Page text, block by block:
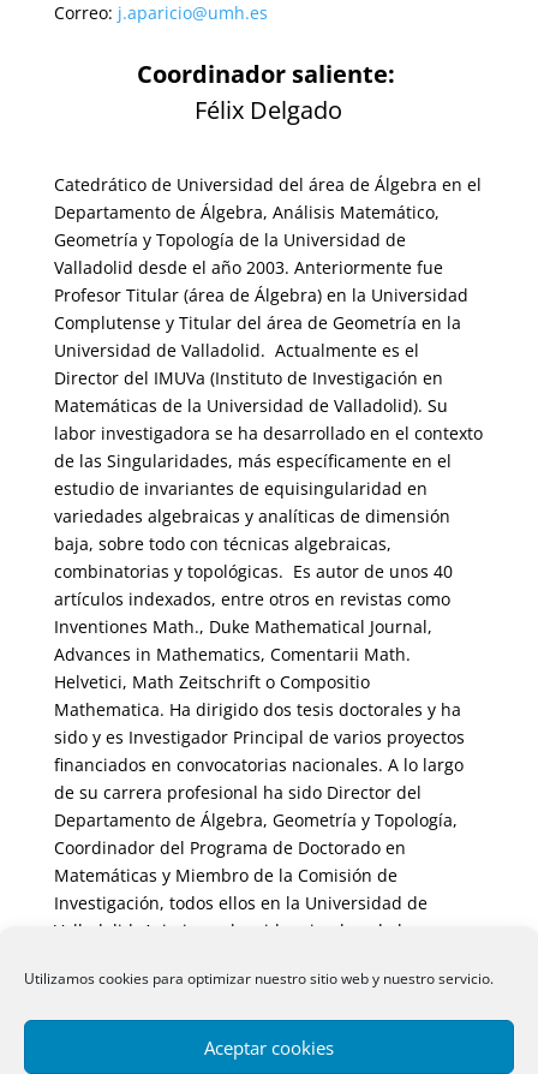
Utilizamos cookies para optimizar nuestro sitio web y nuestro servicio.
Aceptar cookies
Correo: j.aparicio@umh.es
Coordinador saliente:
Félix Delgado
Catedrático de Universidad del área de Álgebra en el
Departamento de Álgebra, Análisis Matemático,
Geometría y Topología de la Universidad de
Valladolid desde el año 2003. Anteriormente fue
Profesor Titular (área de Álgebra) en la Universidad
Complutense y Titular del área de Geometría en la
Universidad de Valladolid. Actualmente es el
Director del IMUVa (Instituto de Investigación en
Matemáticas de la Universidad de Valladolid). Su
labor investigadora se ha desarrollado en el contexto
de las Singularidades, más específicamente en el
estudio de invariantes de equisingularidad en
variedades algebraicas y analíticas de dimensión
baja, sobre todo con técnicas algebraicas,
combinatorias y topológicas. Es autor de unos 40
artículos indexados, entre otros en revistas como
Inventiones Math., Duke Mathematical Journal,
Advances in Mathematics, Comentarii Math.
Helvetici, Math Zeitschrift o Compositio
Mathematica. Ha dirigido dos tesis doctorales y ha
sido y es Investigador Principal de varios proyectos
financiados en convocatorias nacionales. A lo largo
de su carrera profesional ha sido Director del
Departamento de Álgebra, Geometría y Topología,
Coordinador del Programa de Doctorado en
Matemáticas y Miembro de la Comisión de
Investigación, todos ellos en la Universidad de
Valladolid. Asimismo, ha sido miembro de la
Matemáticas en varias convocatorias y miembro del